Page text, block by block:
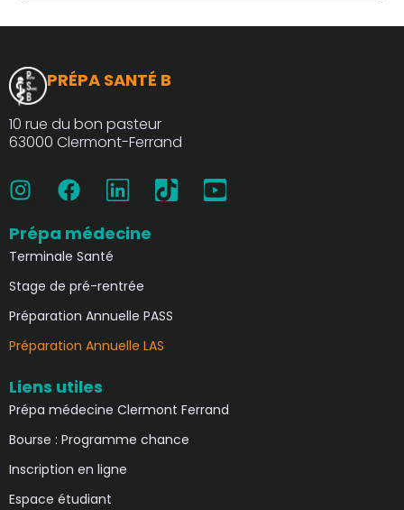
PRÉPA SANTÉ B
10 rue du bon pasteur
63000 Clermont-Ferrand
n
t
a
g
a
m
a
e
b
o
o
k
i
k
d
n
i
o
Prépa médecine
Terminale Santé
Stage de pré-rentrée
Préparation Annuelle PASS
Préparation Annuelle LAS
Liens utiles
Prépa médecine Clermont Ferrand
Bourse : Programme chance
Inscription en ligne
Espace étudiant